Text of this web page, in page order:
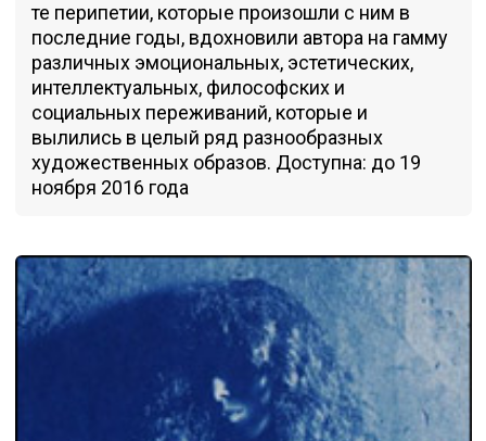
те перипетии, которые произошли с ним в
последние годы, вдохновили автора на гамму
различных эмоциональных, эстетических,
интеллектуальных, философских и
социальных переживаний, которые и
вылились в целый ряд разнообразных
художественных образов. Доступна: до 19
ноября 2016 года